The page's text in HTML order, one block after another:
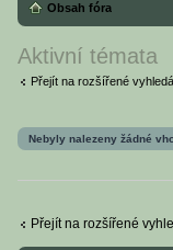
Obsah fóra
Aktivní témata
Přejít na rozšířené
Nebyly nalezeny žádné
Přejít na rozšířené